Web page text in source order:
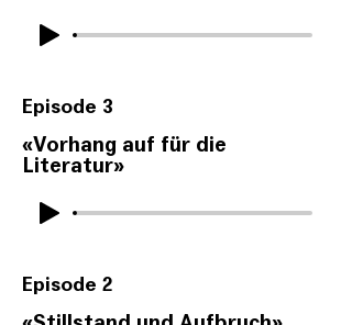
Episode 3
«Vorhang auf für die
Literatur»
Episode 2